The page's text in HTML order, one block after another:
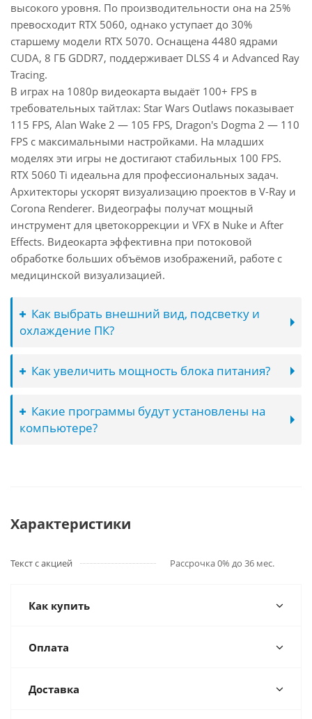
высокого уровня. По производительности она на 25%
превосходит RTX 5060, однако уступает до 30%
старшему модели RTX 5070. Оснащена 4480 ядрами
CUDA, 8 ГБ GDDR7, поддерживает DLSS 4 и Advanced Ray
Tracing.
В играх на 1080p видеокарта выдаёт 100+ FPS в
требовательных тайтлах: Star Wars Outlaws показывает
115 FPS, Alan Wake 2 — 105 FPS, Dragon's Dogma 2 — 110
FPS с максимальными настройками. На младших
моделях эти игры не достигают стабильных 100 FPS.
RTX 5060 Ti идеальна для профессиональных задач.
Архитекторы ускорят визуализацию проектов в V-Ray и
Corona Renderer. Видеографы получат мощный
инструмент для цветокоррекции и VFX в Nuke и After
Effects. Видеокарта эффективна при потоковой
обработке больших объёмов изображений, работе с
медицинской визуализацией.
Как выбрать внешний вид, подсветку и
охлаждение ПК?
Как увеличить мощность блока питания?
Какие программы будут установлены на
компьютере?
Характеристики
Текст с акцией Рассрочка 0% до 36 мес.
Как купить
Оплата
Доставка